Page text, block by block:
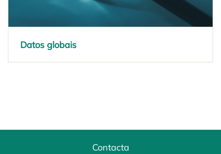
Datos globais
opens in a new tab
Contacta